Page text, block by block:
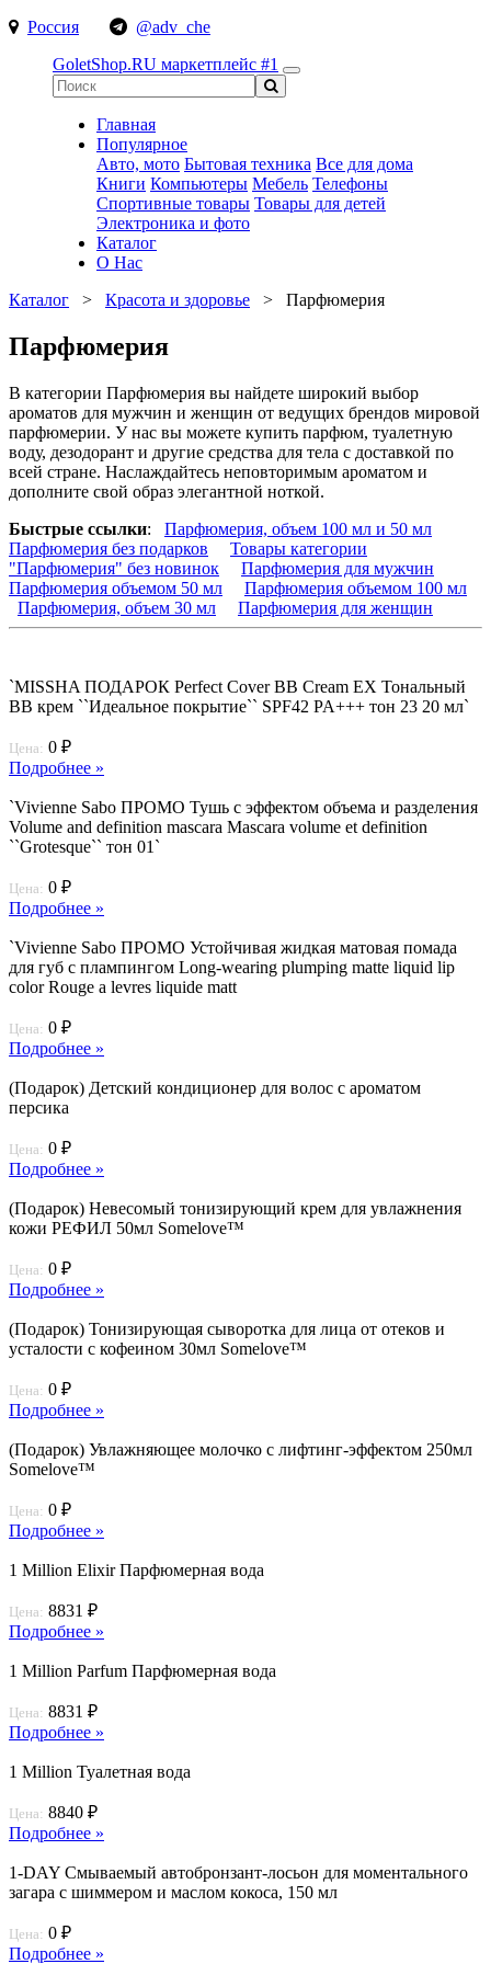
Россия
@adv_che
GoletShop.RU маркетплейс #1
Главная
Популярное
Авто, мото Бытовая техника Все для дома
Книги Компьютеры Мебель Телефоны
Спортивные товары Товары для детей
Электроника и фото
Каталог
О Нас
Каталог > Красота и здоровье > Парфюмерия
Парфюмерия
В категории Парфюмерия вы найдете широкий выбор
ароматов для мужчин и женщин от ведущих брендов мировой
парфюмерии. У нас вы можете купить парфюм, туалетную
воду, дезодорант и другие средства для тела с доставкой по
всей стране. Наслаждайтесь неповторимым ароматом и
дополните свой образ элегантной ноткой.
Быстрые ссылки: Парфюмерия, объем 100 мл и 50 мл
Парфюмерия без подарков
Товары категории
"Парфюмерия" без новинок
Парфюмерия для мужчин
Парфюмерия объемом 50 мл
Парфюмерия объемом 100 мл
Парфюмерия, объем 30 мл
Парфюмерия для женщин
`MISSHA ПОДАРОК Perfect Cover BB Cream EX Тональный
BB крем ``Идеальное покрытие`` SPF42 PA+++ тон 23 20 мл`
Цена: 0 ₽
Подробнее »
`Vivienne Sabo ПРОМО Тушь с эффектом объема и разделения
Volume and definition mascara Mascara volume et definition
``Grotesque`` тон 01`
Цена: 0 ₽
Подробнее »
`Vivienne Sabo ПРОМО Устойчивая жидкая матовая помада
для губ с плампингом Long-wearing plumping matte liquid lip
color Rouge a levres liquide matt
Цена: 0 ₽
Подробнее »
(Подарок) Детский кондиционер для волос с ароматом
персика
Цена: 0 ₽
Подробнее »
(Подарок) Невесомый тонизирующий крем для увлажнения
кожи РЕФИЛ 50мл Somelove™
Цена: 0 ₽
Подробнее »
(Подарок) Тонизирующая сыворотка для лица от отеков и
усталости с кофеином 30мл Somelove™
Цена: 0 ₽
Подробнее »
(Подарок) Увлажняющее молочко с лифтинг-эффектом 250мл
Somelove™
Цена: 0 ₽
Подробнее »
1 Million Elixir Парфюмерная вода
Цена: 8831 ₽
Подробнее »
1 Million Parfum Парфюмерная вода
Цена: 8831 ₽
Подробнее »
1 Million Туалетная вода
Цена: 8840 ₽
Подробнее »
1-DAY Смываемый автобронзант-лосьон для моментального
загара с шиммером и маслом кокоса, 150 мл
Цена: 0 ₽
Подробнее »